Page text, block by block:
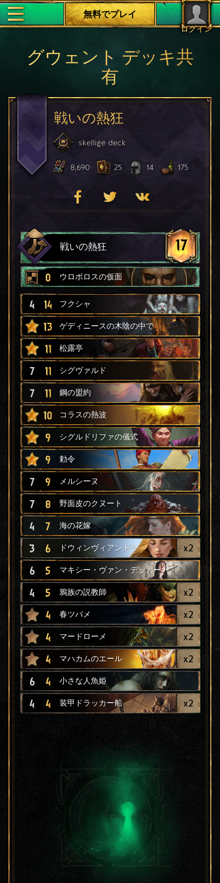
ログイン
無料でプレイ
グウェント デッキ共
有
戦いの熱狂
skellige deck
8,690 25 14 175
戦いの熱狂 17
0 ウロボロスの仮面
4 14 フクシャ
13 ゲディニースの木陰の中で
11 松露亭
7 11 シグヴァルド
7 11 鋼の盟約
10 コラスの熱波
9 シグルドリファの儀式
9 勅令
7 9 メルシーヌ
7 8 野面皮のクヌート
4 7 海の花嫁
3 6 ドウィンヴィアンドラ x2
6 5 マキシー・ヴァン・デッカー
4 5 鴉族の説教師 x2
4 春ツバメ x2
4 マードローメ x2
4 マハカムのエール x2
6 4 小さな人魚姫
4 4 装甲ドラッカー船 x2